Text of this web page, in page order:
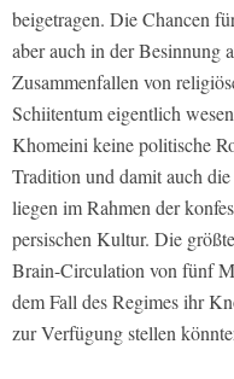
beigetragen. Die Chancen
aber auch in der Besinnung
Zusammenfallen von
Schiitentum eigentlich
Khomeini keine politische
Tradition und damit auch
liegen im Rahmen der
persischen Kultur. Die
Brain-Circulation von fünf
dem Fall des Regimes ihr
zur Verfügung stellen